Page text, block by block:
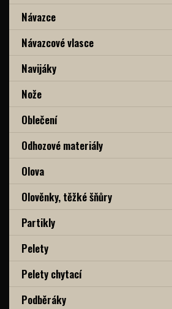
Návazce
Návazcové vlasce
Navijáky
Nože
Oblečení
Odhozové materiály
Olova
Olověnky, těžké šňůry
Partikly
Pelety
Pelety chytací
Podběráky